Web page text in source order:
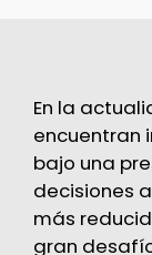
En la
encuentran
bajo una
decisiones
más
gran